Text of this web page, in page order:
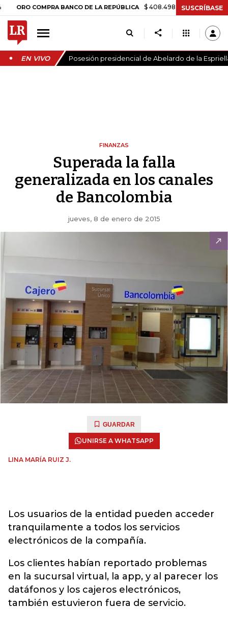
COMPRA BANCO DE LA REPÚBLICA $ 408.498,97 +$ 8.753,81
SUSCRÍBASE
EN VIVO Posesión presidencial de Abelardo de la
FINANZAS
Superada la falla
generalizada en los canales
de Bancolombia
jueves, 8 de enero de 2015
GUARDAR
UNIRSE A WHATSAPP
LINA MARÍA RUIZ J.
Los usuarios de la entidad pueden acceder
tranquilamente a todos los servicios
electrónicos de la compañía.
Los clientes habían reportado problemas
en la sucursal virtual, la app, y al parecer los
datáfonos y los cajeros electrónicos,
también estuvieron fuera de servicio.